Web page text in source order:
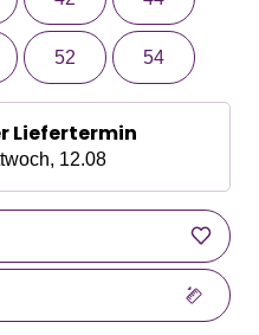
52 54
Liefertermin
12.08